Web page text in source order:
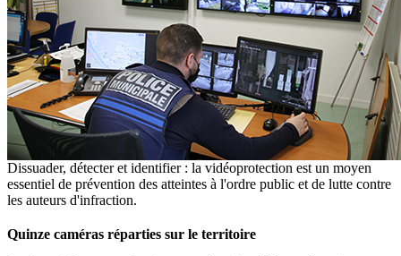
Dissuader, détecter et identifier : la vidéoprotection est un moyen
essentiel de prévention des atteintes à l'ordre public et de lutte contre
les auteurs d'infraction.
Quinze caméras réparties sur le territoire